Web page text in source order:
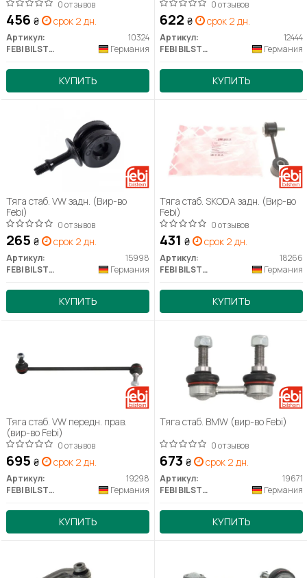
0 отзывов
456 ₴ срок 2 дн.
Артикул:
10324
FEBI BILSTEIN
Германия
КУПИТЬ
0 отзывов
622 ₴ срок 2 дн.
Артикул:
12444
FEBI BILSTEIN
Германия
КУПИТЬ
Тяга стаб. VW задн. (Вир-во
Febi)
0 отзывов
265 ₴ срок 2 дн.
Артикул:
15998
FEBI BILSTEIN
Германия
КУПИТЬ
Тяга стаб. SKODA задн. (Вир-во
Febi)
0 отзывов
431 ₴ срок 2 дн.
Артикул:
18266
FEBI BILSTEIN
Германия
КУПИТЬ
Тяга стаб. VW передн. прав.
(вир-во Febi)
0 отзывов
695 ₴ срок 2 дн.
Артикул:
19298
FEBI BILSTEIN
Германия
КУПИТЬ
Тяга стаб. BMW (вир-во Febi)
0 отзывов
673 ₴ срок 2 дн.
Артикул:
19671
FEBI BILSTEIN
Германия
КУПИТЬ